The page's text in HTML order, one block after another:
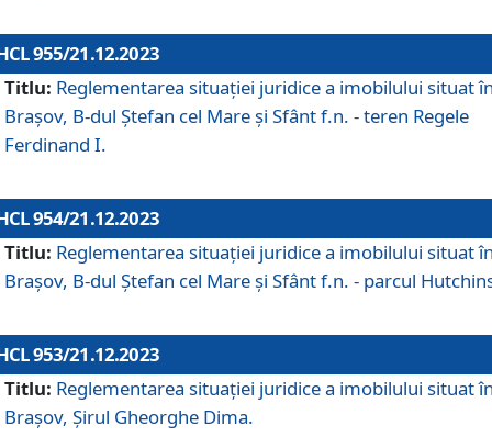
955/21.12.2023
Titlu: Reglementarea situației juridice a imobilului situat
Brașov, B-dul Ștefan cel Mare și Sfânt f.n. - teren Regele
Ferdinand I.
954/21.12.2023
Titlu: Reglementarea situației juridice a imobilului situat
Brașov, B-dul Ștefan cel Mare și Sfânt f.n. - parcul
953/21.12.2023
Titlu: Reglementarea situației juridice a imobilului situat
Brașov, Șirul Gheorghe Dima.